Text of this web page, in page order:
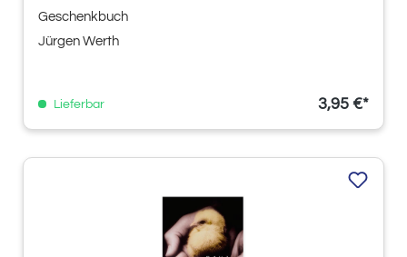
Geschenkbuch
Jürgen Werth
Lieferbar 3,95 €*